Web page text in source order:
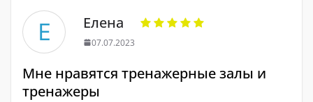
Е Елена
07.07.2023
Мне нравятся тренажерные залы и
тренажеры